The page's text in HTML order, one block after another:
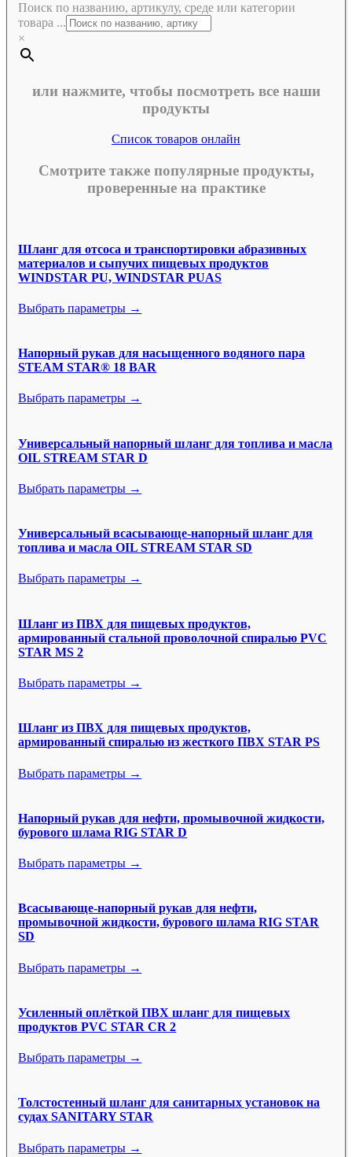
Поиск по названию, артикулу, среде или категории
товара ...
×
или нажмите, чтобы посмотреть все наши
продукты
Список товаров онлайн
Смотрите также популярные продукты,
проверенные на практике
Шланг для отсоса и транспортировки абразивных
материалов и сыпучих пищевых продуктов
WINDSTAR PU, WINDSTAR PUAS
Выбрать параметры →
Напорный рукав для насыщенного водяного пара
STEAM STAR® 18 BAR
Выбрать параметры →
Универсальный напорный шланг для топлива и масла
OIL STREAM STAR D
Выбрать параметры →
Универсальный всасывающе-напорный шланг для
топлива и масла OIL STREAM STAR SD
Выбрать параметры →
Шланг из ПВХ для пищевых продуктов,
армированный стальной проволочной спиралью PVC
STAR MS 2
Выбрать параметры →
Шланг из ПВХ для пищевых продуктов,
армированный спиралью из жесткого ПВХ STAR PS
Выбрать параметры →
Напорный рукав для нефти, промывочной жидкости,
бурового шлама RIG STAR D
Выбрать параметры →
Всасывающе-напорный рукав для нефти,
промывочной жидкости, бурового шлама RIG STAR
SD
Выбрать параметры →
Усиленный оплёткой ПВХ шланг для пищевых
продуктов PVC STAR CR 2
Выбрать параметры →
Толстостенный шланг для санитарных установок на
судах SANITARY STAR
Выбрать параметры →